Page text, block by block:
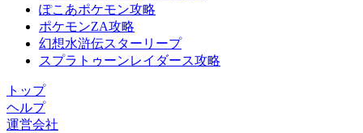
ぽこあポケモン攻略
ポケモンZA攻略
幻想水滸伝スターリープ
スプラトゥーンレイダース攻略
トップ
ヘルプ
運営会社